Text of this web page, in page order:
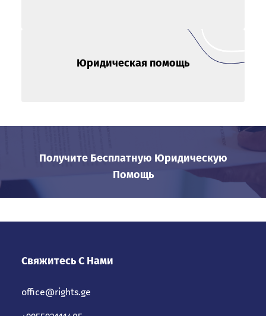
Юридическая помощь
Получите Бесплатную Юридическую
Помощь
Свяжитесь С Нами
office@rights.ge